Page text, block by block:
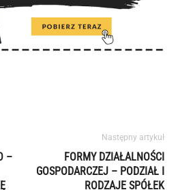
–
Następny artykuł
FORMY DZIAŁALNOŚCI
GOSPODARCZEJ – PODZIAŁ I
RODZAJE SPÓŁEK